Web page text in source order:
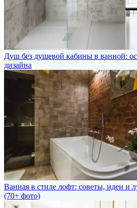
Душ без душевой кабины в ванной:
дизайна
Ванная в стиле лофт: советы, идеи и
(70+ фото)